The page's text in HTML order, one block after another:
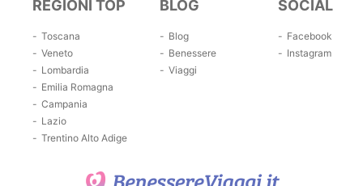
REGIONI TOP
Toscana
Veneto
Lombardia
Emilia Romagna
Campania
Lazio
Trentino Alto Adige
BLOG
Blog
Benessere
Viaggi
SOCIAL
Facebook
Instagram